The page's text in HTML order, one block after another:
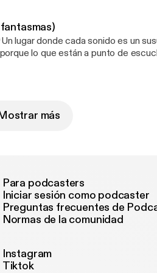
patreon.com/
lugar donde cada sonido es un
lo que están a punto de
donde los episodios se escuchan
patreon.com/
más
Para podcasters
Iniciar sesión como podcaster
Preguntas frecuentes de
Normas de la comunidad
Instagram
Tiktok